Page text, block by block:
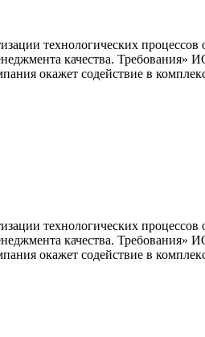
технологических
качества. Требования»
окажет содействие в
технологических
качества. Требования»
окажет содействие в